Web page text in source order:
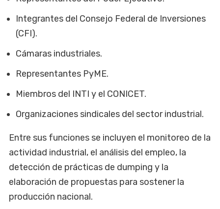
Integrantes del Consejo Federal de Inversiones
(CFI).
Cámaras industriales.
Representantes PyME.
Miembros del INTI y el CONICET.
Organizaciones sindicales del sector industrial.
Entre sus funciones se incluyen el monitoreo de la
actividad industrial, el análisis del empleo, la
detección de prácticas de dumping y la
elaboración de propuestas para sostener la
producción nacional.